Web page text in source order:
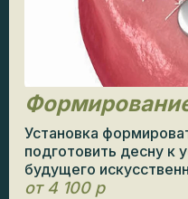
Установка
подготовить десну к
будущего
от 4 100 р